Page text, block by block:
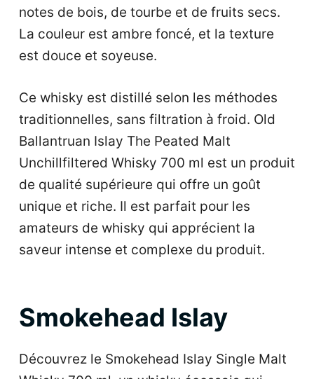
notes de bois, de tourbe et de fruits secs.
La couleur est ambre foncé, et la texture
est douce et soyeuse.
Ce whisky est distillé selon les méthodes
traditionnelles, sans filtration à froid. Old
Ballantruan Islay The Peated Malt
Unchillfiltered Whisky 700 ml est un produit
de qualité supérieure qui offre un goût
unique et riche. Il est parfait pour les
amateurs de whisky qui apprécient la
saveur intense et complexe du produit.
Smokehead Islay
Découvrez le Smokehead Islay Single Malt